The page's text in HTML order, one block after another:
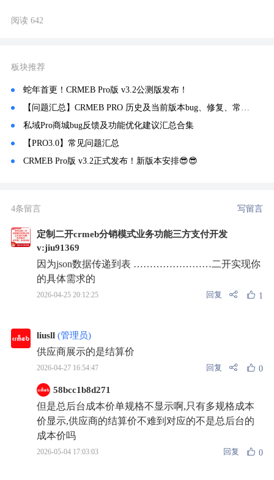
阅读 642
板块推荐
蛇年首更！CRMEB Pro版 v3.2公测版发布！
【问题汇总】CRMEB PRO 历史及当前版本bug、修复、常见问题记录汇总！
私域Pro商城bug反馈及功能优化建议汇总合集
【PRO3.0】常见问题汇总
CRMEB Pro版 v3.2正式发布！新版本安排😎😎
4条留言 写留言
定制二开crmeb分销模式业务功能三方支付开发
v:jiu91369
因为json数据传递到表 ……………………二开实现你
的具体需求的
2026-04-25 20:12:25 回复 1
liusll (管理员)
供应商展示的是结算价
2026-04-27 16:54:47 回复 0
58bcc1b8d271
但是总后台成本价单规格不显示啊,只有多规格成本
价显示,供应商的结算价不难到对应的不是总后台的
成本价吗
2026-05-04 17:03:03 回复 0